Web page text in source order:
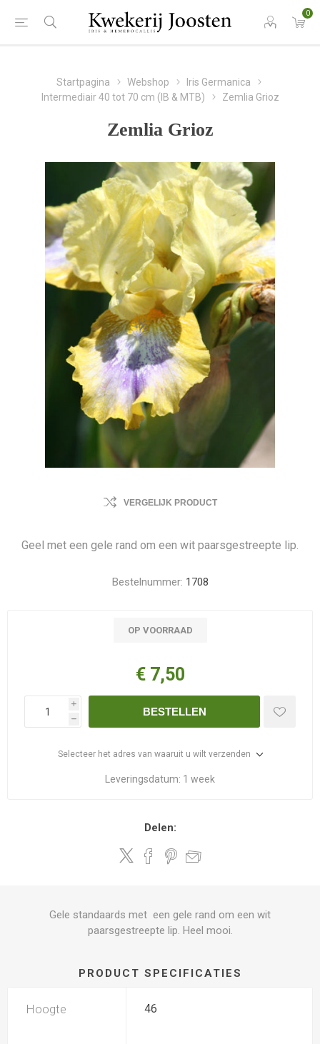
0
Startpagina Webshop
Iris Germanica
Intermediair 40 tot 70 cm (IB & MTB)
Zemlia Grioz
Zemlia Grioz
VERGELIJK PRODUCT
Geel met een gele rand om een wit paarsgestreepte lip.
Bestelnummer: 1708
OP VOORRAAD
€ 7,50
i
h
BESTELLEN
Selecteer het adres van waaruit u wilt verzenden
Leveringsdatum: 1 week
Delen:
Gele standaards met een gele rand om een wit
paarsgestreepte lip. Heel mooi.
PRODUCT SPECIFICATIES
Hoogte 46